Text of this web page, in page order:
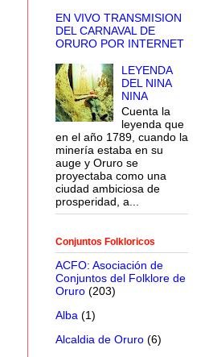
EN VIVO TRANSMISION
DEL CARNAVAL DE
ORURO POR INTERNET
LEYENDA
DEL NINA
NINA
Cuenta la
leyenda que
en el año 1789, cuando la
minería estaba en su
auge y Oruro se
proyectaba como una
ciudad ambiciosa de
prosperidad, a...
Conjuntos Folkloricos
ACFO: Asociación de
Conjuntos del Folklore de
Oruro (203)
Alba (1)
Alcaldia de Oruro (6)